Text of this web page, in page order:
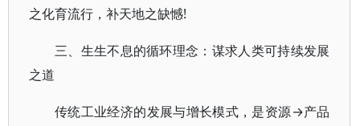
之化育流行，补天地之缺憾!
三、生生不息的循环理念：谋求人类可持续发展
之道
传统工业经济的发展与增长模式，是资源→产品